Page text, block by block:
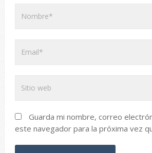
Guarda mi nombre, correo
este navegador para la próxima vez